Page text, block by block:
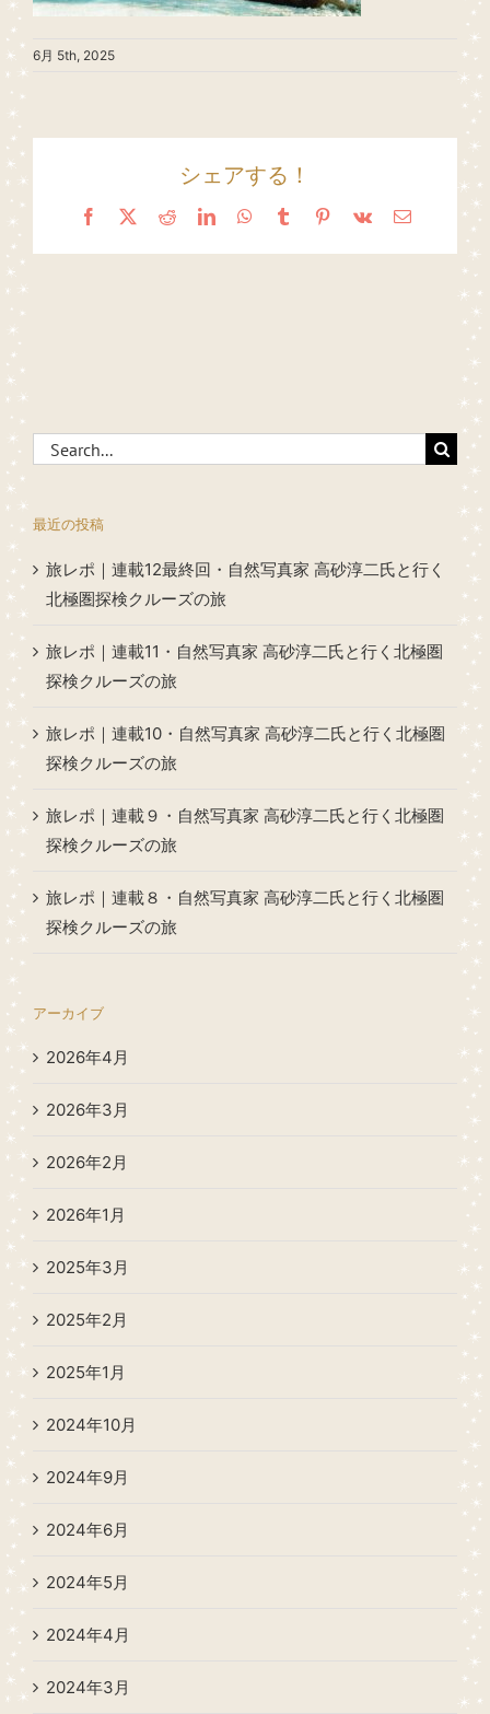
6月 5th, 2025
シェアする！
Facebook
X RedditLinkedInWhatsApp
TumblrPinterest
Vk Email
Search
for:
最近の投稿
旅レポ｜連載12最終回・自然写真家 高砂淳二氏と行く
北極圏探検クルーズの旅
旅レポ｜連載11・自然写真家 高砂淳二氏と行く北極圏
探検クルーズの旅
旅レポ｜連載10・自然写真家 高砂淳二氏と行く北極圏
探検クルーズの旅
旅レポ｜連載９・自然写真家 高砂淳二氏と行く北極圏
探検クルーズの旅
旅レポ｜連載８・自然写真家 高砂淳二氏と行く北極圏
探検クルーズの旅
アーカイブ
2026年4月
2026年3月
2026年2月
2026年1月
2025年3月
2025年2月
2025年1月
2024年10月
2024年9月
2024年6月
2024年5月
2024年4月
2024年3月